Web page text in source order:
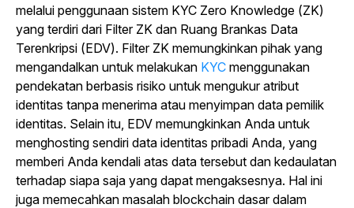
melalui penggunaan sistem KYC Zero Knowledge (ZK)
yang terdiri dari Filter ZK dan Ruang Brankas Data
Terenkripsi (EDV). Filter ZK memungkinkan pihak yang
mengandalkan untuk melakukan KYC menggunakan
pendekatan berbasis risiko untuk mengukur atribut
identitas tanpa menerima atau menyimpan data pemilik
identitas. Selain itu, EDV memungkinkan Anda untuk
menghosting sendiri data identitas pribadi Anda, yang
memberi Anda kendali atas data tersebut dan kedaulatan
terhadap siapa saja yang dapat mengaksesnya. Hal ini
juga memecahkan masalah blockchain dasar dalam